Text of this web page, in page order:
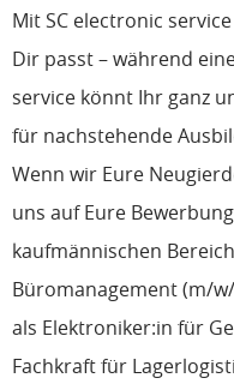
Mit SC electronic
Dir passt – während
service könnt Ihr ganz
für nachstehende
Wenn wir Eure
uns auf Eure
kaufmännischen
Büromanagement (m/
als Elektroniker:in für
Fachkraft für